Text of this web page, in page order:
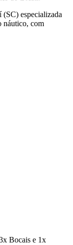
especializada
náutico, com
Bocais e 1x